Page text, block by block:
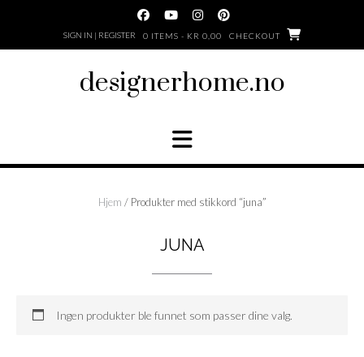
SIGN IN | REGISTER 0 ITEMS - KR 0,00 CHECKOUT
designerhome.no
Hjem / Produkter med stikkord “juna”
JUNA
Ingen produkter ble funnet som passer dine valg.